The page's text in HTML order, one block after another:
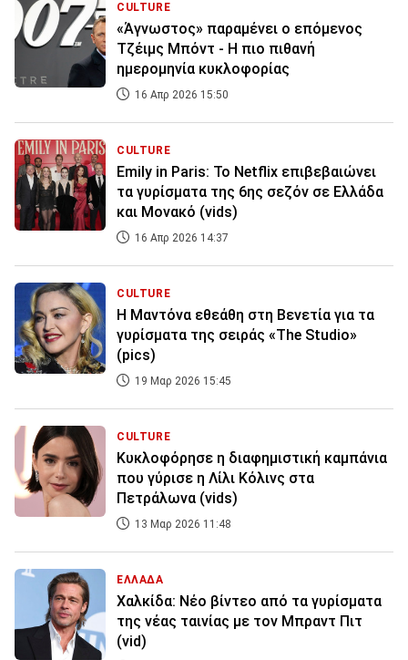
CULTURE
«Άγνωστος» παραμένει ο επόμενος
Τζέιμς Μπόντ - Η πιο πιθανή
ημερομηνία κυκλοφορίας
16 Απρ 2026 15:50
CULTURE
Emily in Paris: Το Netflix επιβεβαιώνει
τα γυρίσματα της 6ης σεζόν σε Ελλάδα
και Μονακό (vids)
16 Απρ 2026 14:37
CULTURE
Η Μαντόνα εθεάθη στη Βενετία για τα
γυρίσματα της σειράς «The Studio»
(pics)
19 Μαρ 2026 15:45
CULTURE
Κυκλοφόρησε η διαφημιστική καμπάνια
που γύρισε η Λίλι Κόλινς στα
Πετράλωνα (vids)
13 Μαρ 2026 11:48
ΕΛΛΑΔΑ
Χαλκίδα: Νέο βίντεο από τα γυρίσματα
της νέας ταινίας με τον Μπραντ Πιτ
(vid)